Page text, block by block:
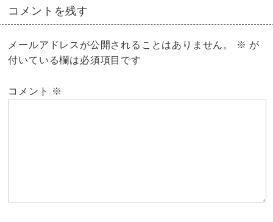
コメントを残す
メールアドレスが公開されることはありません。 ※ が
付いている欄は必須項目です
コメント ※